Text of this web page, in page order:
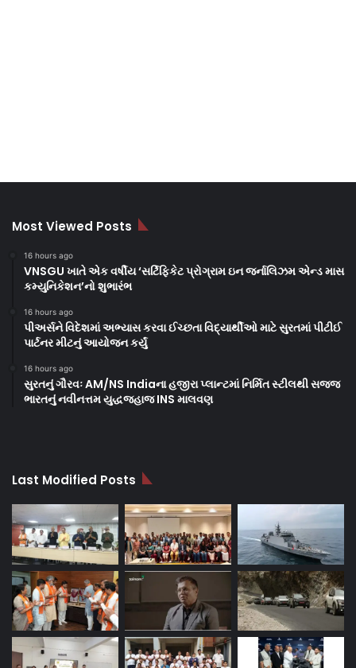
Most Viewed Posts
16 hours ago
VNSGU ખાતે એક વર્ષીય ‘સર્ટિફિકેટ પ્રોગ્રામ ઇન જર્નાલિઝમ એન્ડ માસ
કમ્યુનિકેશન’નો શુભારંભ
16 hours ago
પીઅર્સને વિદેશમાં અભ્યાસ કરવા ઈચ્છતા વિદ્યાર્થીઓ માટે સુરતમાં પીટીઈ
પાર્ટનર મીટનું આયોજન કર્યું
16 hours ago
સુરતનું ગૌરવઃ AM/NS Indiaના હજીરા પ્લાન્ટમાં નિર્મિત સ્ટીલથી સજ્જ
ભારતનું નવીનત્તમ યુદ્ધજહાજ INS માલવણ
Last Modified Posts